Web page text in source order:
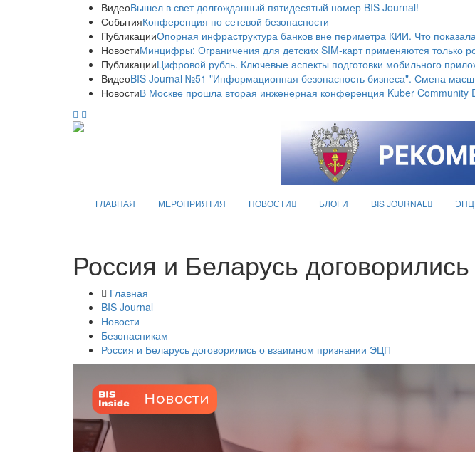
ВидеоВышел в свет долгожданный пятидесятый номер BIS Journal!
СобытияКонференция по сетевой безопасности
ПубликацииОпорная инфраструктура банков вне периметра КИИ. Что
НовостиМинцифры: Ограничения для детских SIM-карт применяются только
ПубликацииЦифровой рубль. Ключевые аспекты подготовки мобильного
ВидеоBIS Journal №51 "Информационная безопасность бизнеса". Смена
НовостиВ Москве прошла вторая инженерная конференция Kuber Community
ГЛАВНАЯ МЕРОПРИЯТИЯ НОВОСТИ БЛОГИ BIS JOURNAL
Россия и Беларусь
Главная
BIS Journal
Новости
Безопасникам
Россия и Беларусь договорились о взаимном признании ЭЦП